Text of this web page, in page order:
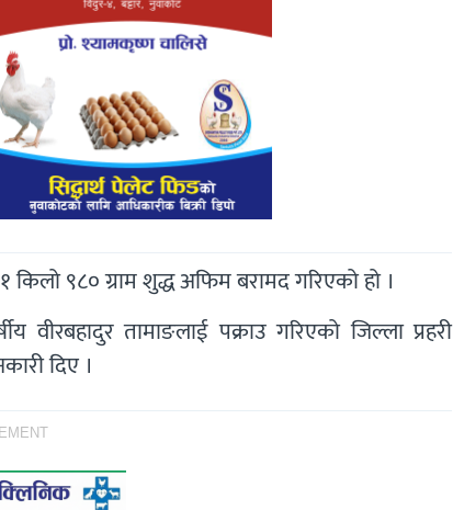
किलो ९८० ग्राम शुद्ध अफिम बरामद गरिएको हो ।
तामाङलाई पक्राउ गरिएको जिल्ला प्रहरी
दिए ।